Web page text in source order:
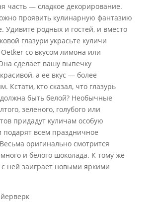
часть — сладкое декорирование.
проявить кулинарную фантазию
Удивите родных и гостей, и вместо
глазури украсьте куличи
со вкусом лимона или
сделает вашу выпечку
а ее вкус — более
Кстати, кто сказал, что глазурь
быть белой? Необычные
зеленого, голубого или
придадут куличам особую
подарят всем праздничное
оригинально смотрится
и белого шоколада. К тому же
с ней заиграет новыми яркими